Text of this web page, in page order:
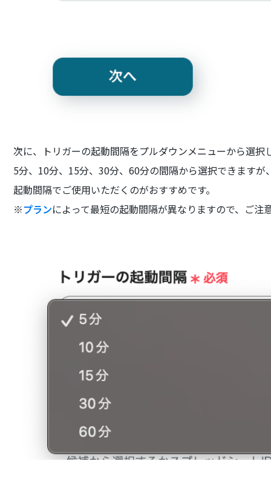
次に、トリガーの起動間隔をプルダウンメニューから選択
5分、10分、15分、30分、60分の間隔から選択できます
起動間隔でご使用いただくのがおすすめです。
※プランによって最短の起動間隔が異なりますので、ご注